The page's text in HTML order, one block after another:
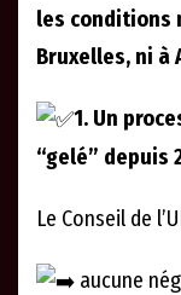
les conditions
Bruxelles, ni à
1. Un
“gelé” depuis
Le Conseil de
aucune